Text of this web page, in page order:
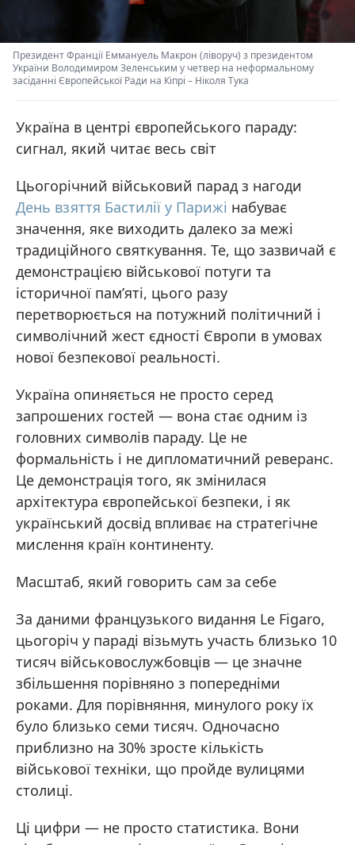
Президент Франції Еммануель Макрон (ліворуч) з президентом
України Володимиром Зеленським у четвер на неформальному
засіданні Європейської Ради на Кіпрі – Ніколя Тука
Україна в центрі європейського параду:
сигнал, який читає весь світ
Цьогорічний військовий парад з нагоди
День взяття Бастилії у Парижі набуває
значення, яке виходить далеко за межі
традиційного святкування. Те, що зазвичай є
демонстрацією військової потуги та
історичної пам’яті, цього разу
перетворюється на потужний політичний і
символічний жест єдності Європи в умовах
нової безпекової реальності.
Україна опиняється не просто серед
запрошених гостей — вона стає одним із
головних символів параду. Це не
формальність і не дипломатичний реверанс.
Це демонстрація того, як змінилася
архітектура європейської безпеки, і як
український досвід впливає на стратегічне
мислення країн континенту.
Масштаб, який говорить сам за себе
За даними французького видання Le Figaro,
цьогоріч у параді візьмуть участь близько 10
тисяч військовослужбовців — це значне
збільшення порівняно з попередніми
роками. Для порівняння, минулого року їх
було близько семи тисяч. Одночасно
приблизно на 30% зросте кількість
військової техніки, що пройде вулицями
столиці.
Ці цифри — не просто статистика. Вони